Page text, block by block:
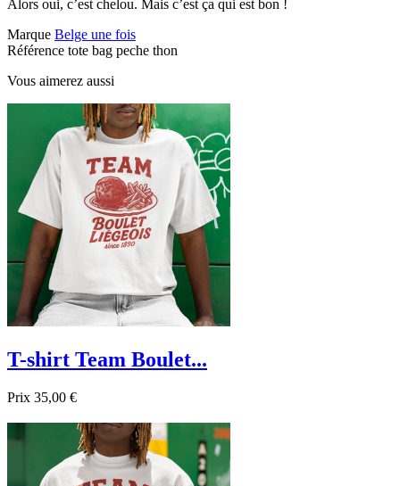
Alors oui, c’est chelou. Mais c’est ça qui est bon !
Marque Belge une fois
Référence tote bag peche thon
Vous aimerez aussi
T-shirt Team Boulet...
Prix 35,00 €
Aperçu rapide